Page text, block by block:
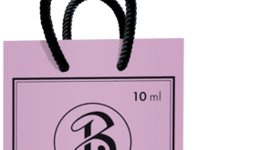
V
PRO VĚK 8+
PRO SPORTOVCE
PRO VĚK 35+